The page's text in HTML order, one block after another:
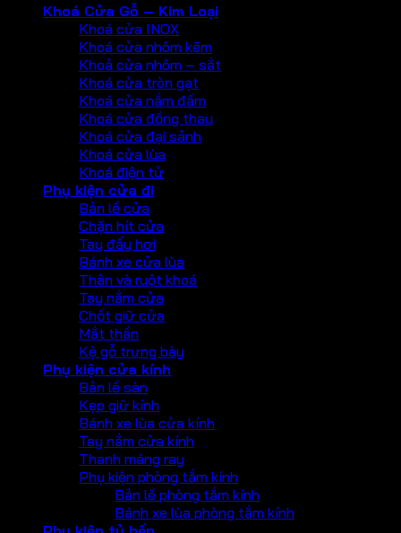
Khoá Cửa Gỗ – Kim Loại
Khoá cửa INOX
Khoá cửa nhôm kẽm
Khoả cửa nhôm – sắt
Khoá cửa tròn gạt
Khoá cửa nắm đấm
Khoá cửa đồng thau
Khoá cửa đại sảnh
Khoá cửa lùa
Khoá điện tử
Phụ kiện cửa đi
Bản lề cửa
Chặn hít cửa
Tay đẩy hơi
Bánh xe cửa lùa
Thân và ruột khoá
Tay nắm cửa
Chốt giữ cửa
Mắt thần
Kệ gỗ trưng bày
Phụ kiện cửa kính
Bản lề sàn
Kẹp giữ kính
Bánh xe lùa cửa kính
Tay nắm cửa kính
Thanh máng ray
Phụ kiện phòng tắm kính
Bản lề phòng tắm kính
Bánh xe lùa phòng tắm kính